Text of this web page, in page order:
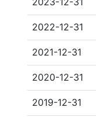
2022-12-31
2021-12-31
2020-12-31
2019-12-31